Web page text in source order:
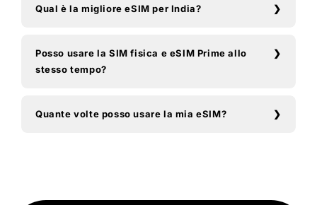
Qual è la migliore eSIM per India?
Posso usare la SIM fisica e eSIM Prime allo
stesso tempo?
Quante volte posso usare la mia eSIM?